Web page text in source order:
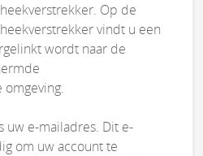
Op de
vindt u een
wordt naar de
uw e-mailadres. Dit e-
om uw account te